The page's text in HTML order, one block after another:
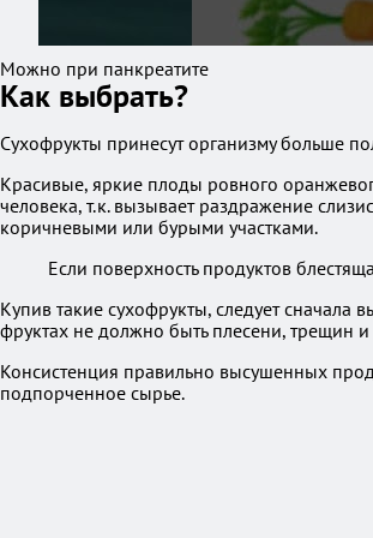
Можно при панкреатите
Как выбрать?
Сухофрукты принесут организму больше
Красивые, яркие плоды ровного
человека, т.к. вызывает раздражение
коричневыми или бурыми участками.
Если поверхность продуктов
Купив такие сухофрукты, следует
фруктах не должно быть плесени, трещин
Консистенция правильно высушенных
подпорченное сырье.